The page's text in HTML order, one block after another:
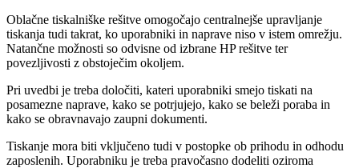
Oblačne tiskalniške rešitve omogočajo centralnejše upravljanje
tiskanja tudi takrat, ko uporabniki in naprave niso v istem omrežju.
Natančne možnosti so odvisne od izbrane HP rešitve ter
povezljivosti z obstoječim okoljem.
Pri uvedbi je treba določiti, kateri uporabniki smejo tiskati na
posamezne naprave, kako se potrjujejo, kako se beleži poraba in
kako se obravnavajo zaupni dokumenti.
Tiskanje mora biti vključeno tudi v postopke ob prihodu in odhodu
zaposlenih. Uporabniku je treba pravočasno dodeliti oziroma